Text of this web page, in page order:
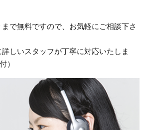
上野町へ台所蛇口の水漏れ修理のご
溝口へ洗面蛇口の水漏れ修理のご
ました。
へトイレの水漏れ修理のご依頼を受
で無料ですので、お気軽にご相談下さ
しいスタッフが丁寧に対応いたしま
）